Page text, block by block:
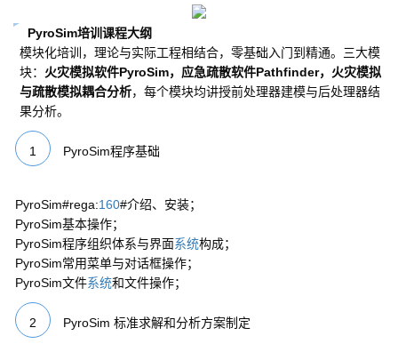
PyroSim培训课程大纲
模块化培训，理论与实际工程相结合，零基础入门到精通。三大模
块： 火灾模拟软件PyroSim，应急疏散软件Pathfinder，火灾模拟
与疏散模拟耦合分析，每个模块均讲授前处理器建模与后处理器结
果分析。
1 PyroSim程序基础
PyroSim#rega:160#介绍、安装；
PyroSim基本操作；
PyroSim程序组织体系与界面系统构成；
PyroSim常用菜单与对话框操作；
PyroSim文件系统和文件操作；
2 PyroSim 标准求解和分析方案制定